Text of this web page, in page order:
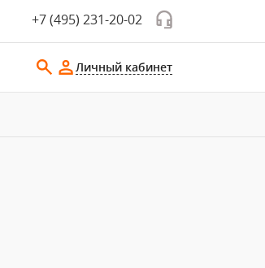
+7 (495) 231-20-02
Личный кабинет